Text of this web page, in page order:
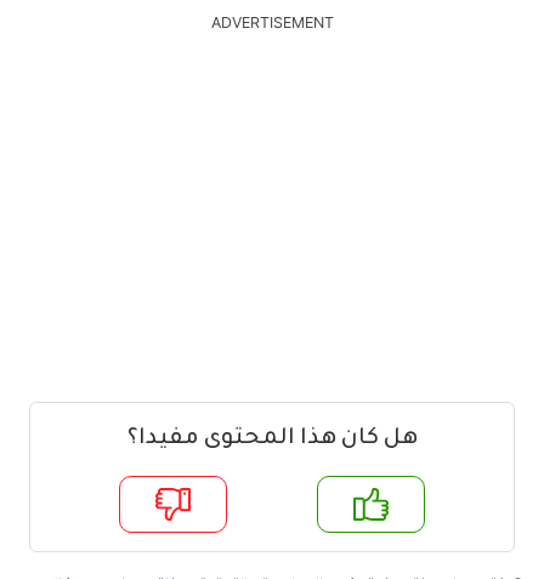
ADVERTISEMENT
هل كان هذا المحتوى مفيدا؟
لا